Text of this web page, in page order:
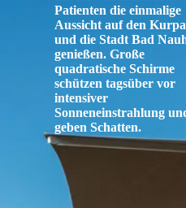
Patienten die einmalige
Aussicht auf den
und die Stadt Bad
genießen. Große
quadratische Schirme
schützen tagsüber vor
intensiver
Sonneneinstrahlung
geben Schatten.